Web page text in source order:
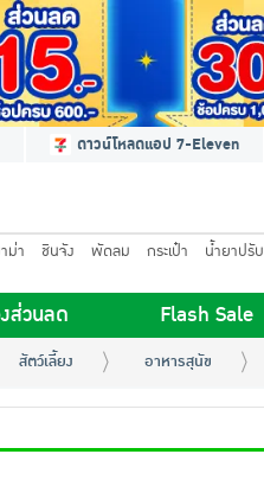
ดาวน์โหลดแอป 7-Eleven
ม่า ชินจัง พัดลม กระเป๋า น้ำยาปรั
ส่วนลด Flash Sale
สัตว์เลี้ยง อาหารสุนัข